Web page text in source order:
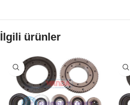
İlgili ürünler